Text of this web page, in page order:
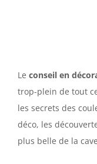
Le conseil en
trop-plein de tout
les secrets des
déco, les
plus belle de la